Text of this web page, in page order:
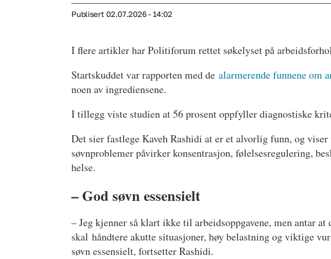
Publisert 02.07.2026 - 14:02
I flere artikler har Politiforum rettet søkelyset på
Startskuddet var rapporten med dealarmerende funnene om
noen av ingrediensene.
I tillegg viste studien at 56 prosent oppfyller diagnostiske
Det sier fastlege Kaveh Rashidi at er et alvorlig funn, og
søvnproblemer påvirker konsentrasjon, følelsesregulering,
helse.
– God søvn essensielt
– Jeg kjenner så klart ikke til arbeidsoppgavene, men antar at
skal håndtere akutte situasjoner, høy belastning og viktige
søvn essensielt, fortsetter Rashidi.